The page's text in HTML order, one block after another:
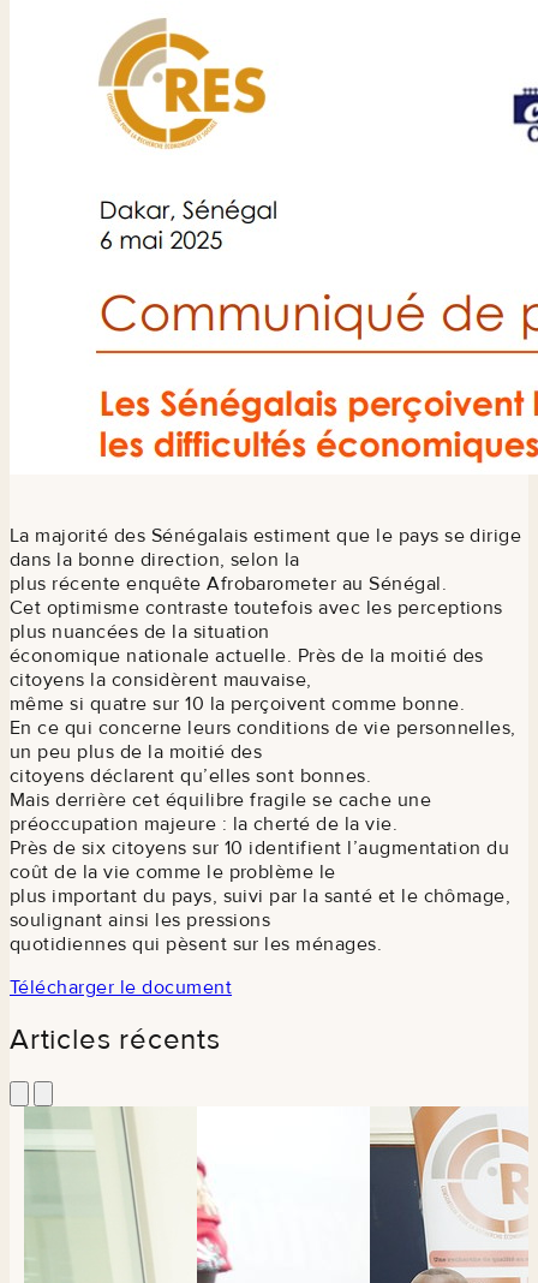
La majorité des Sénégalais estiment que le pays se dirige
dans la bonne direction, selon la
plus récente enquête Afrobarometer au Sénégal.
Cet optimisme contraste toutefois avec les perceptions
plus nuancées de la situation
économique nationale actuelle. Près de la moitié des
citoyens la considèrent mauvaise,
même si quatre sur 10 la perçoivent comme bonne.
En ce qui concerne leurs conditions de vie personnelles,
un peu plus de la moitié des
citoyens déclarent qu’elles sont bonnes.
Mais derrière cet équilibre fragile se cache une
préoccupation majeure : la cherté de la vie.
Près de six citoyens sur 10 identifient l’augmentation du
coût de la vie comme le problème le
plus important du pays, suivi par la santé et le chômage,
soulignant ainsi les pressions
quotidiennes qui pèsent sur les ménages.
Télécharger le document
Articles récents